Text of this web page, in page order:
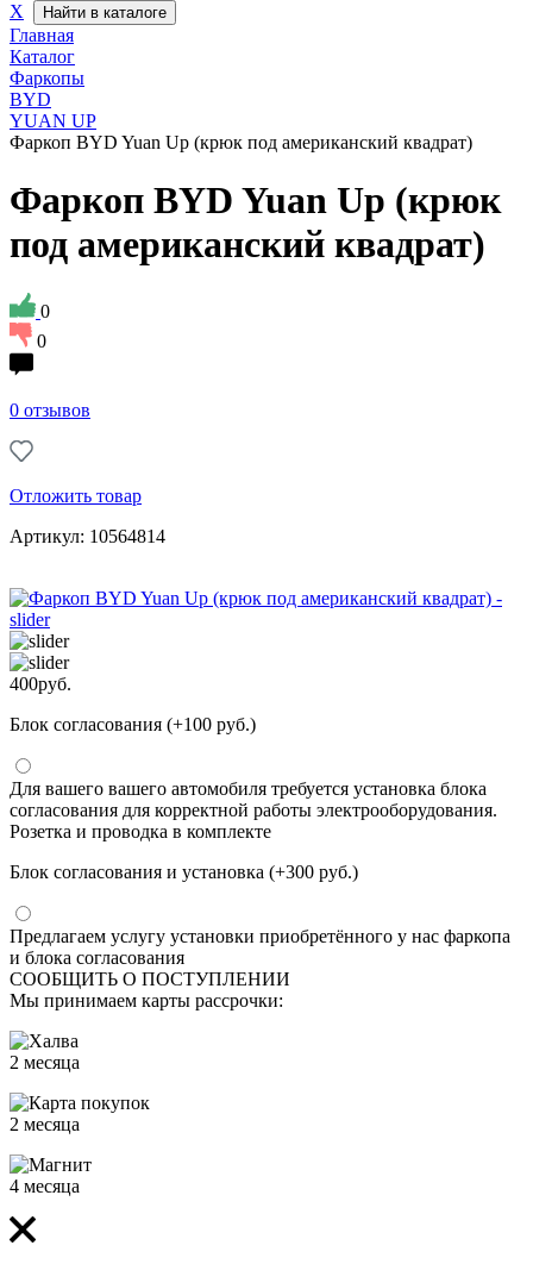
Х
Найти в каталоге
Главная
Каталог
Фаркопы
BYD
YUAN UP
Фаркоп BYD Yuan Up (крюк под американский квадрат)
Фаркоп BYD Yuan Up (крюк
под американский квадрат)
0
0
0 отзывов
Отложить товар
Артикул: 10564814
400руб.
Блок согласования (+100 руб.)
Для вашего вашего автомобиля требуется установка блока
согласования для корректной работы электрооборудования.
Розетка и проводка в комплекте
Блок согласования и установка (+300 руб.)
Предлагаем услугу установки приобретённого у нас фаркопа
и блока согласования
СООБЩИТЬ О ПОСТУПЛЕНИИ
Мы принимаем карты рассрочки:
2 месяца
2 месяца
4 месяца